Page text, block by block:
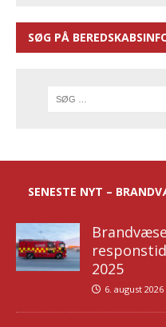
SØG PÅ
SENESTE NYT –
2025
6. august 2026